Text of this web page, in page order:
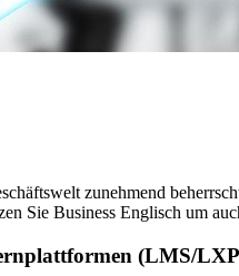
zunehmend
Sie Business Englisch um
(LMS/